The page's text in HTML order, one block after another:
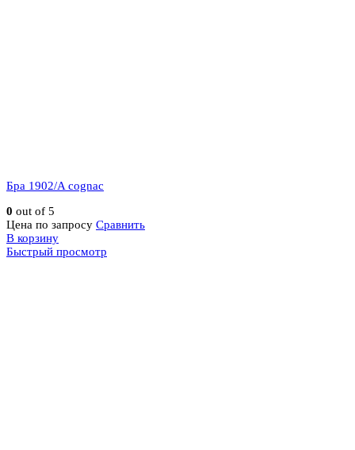
Бра 1902/A cognac
0 out of 5
Цена по запросу Сравнить
В корзину
Быстрый просмотр